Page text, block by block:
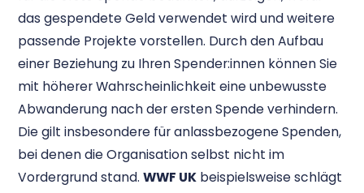
das gespendete Geld verwendet wird und weitere
passende Projekte vorstellen. Durch den Aufbau
einer Beziehung zu Ihren Spender:innen können Sie
mit höherer Wahrscheinlichkeit eine unbewusste
Abwanderung nach der ersten Spende verhindern.
Die gilt insbesondere für anlassbezogene Spenden,
bei denen die Organisation selbst nicht im
Vordergrund stand.WWF UK beispielsweise schlägt